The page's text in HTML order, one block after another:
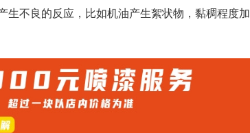
生不良的反应，比如机油产生絮状物，黏稠程度加